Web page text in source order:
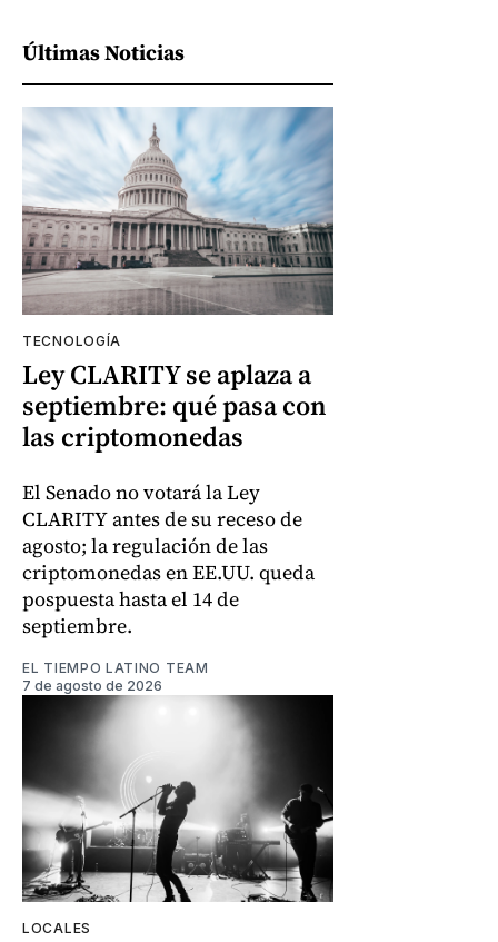
Últimas Noticias
TECNOLOGÍA
Ley CLARITY se aplaza a
septiembre: qué pasa con
las criptomonedas
El Senado no votará la Ley
CLARITY antes de su receso de
agosto; la regulación de las
criptomonedas en EE.UU. queda
pospuesta hasta el 14 de
septiembre.
EL TIEMPO LATINO TEAM
7 de agosto de 2026
LOCALES